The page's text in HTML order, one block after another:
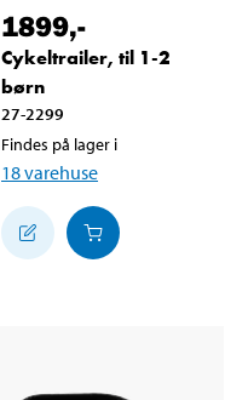
1899,-
Cykeltrailer, til 1-2
børn
27-2299
Findes på lager i
18varehuse